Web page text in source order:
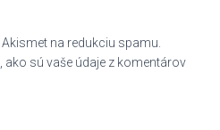
na redukciu spamu.
sú vaše údaje z komentárov